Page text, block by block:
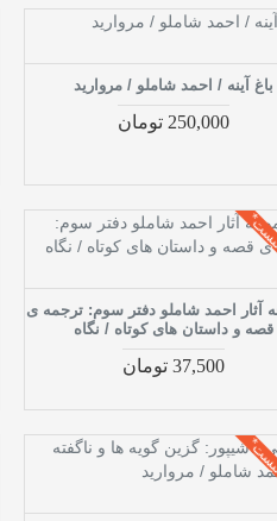
باغ آینه / احمد شاملو / مروارید
250,000 تومان
آثار احمد شاملو دفتر سوم: ترجمه ی
قصه و داستان های کوتاه / نگاه
37,500 تومان